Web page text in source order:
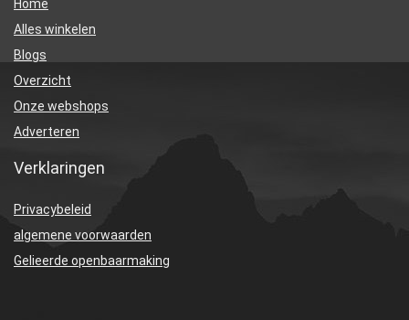
Home
Alles winkelen
Blogs
Overzicht
Onze webshops
Adverteren
Verklaringen
Privacybeleid
algemene voorwaarden
Gelieerde openbaarmaking